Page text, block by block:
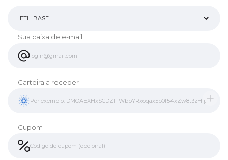
Sua caixa de e-mail
Carteira a receber
Cupom